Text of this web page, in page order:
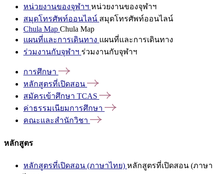
หน่วยงานของจุฬาฯ หน่วยงานของจุฬาฯ
สมุดโทรศัพท์ออนไลน์ สมุดโทรศัพท์ออนไลน์
Chula Map Chula Map
แผนที่และการเดินทาง แผนที่และการเดินทาง
ร่วมงานกับจุฬาฯ ร่วมงานกับจุฬาฯ
การศึกษา
หลักสูตรที่เปิดสอน
สมัครเข้าศึกษา TCAS
ค่าธรรมเนียมการศึกษา
คณะและสำนักวิชา
หลักสูตร
หลักสูตรที่เปิดสอน (ภาษาไทย) หลักสูตรที่เปิดสอน (ภาษา